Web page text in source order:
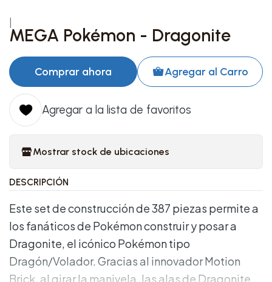
MEGA Pokémon - Dragonite
Agregar al Carro
Comprar ahora
Agregar a la lista de favoritos
Mostrar stock de ubicaciones
DESCRIPCIÓN
Este set de construcción de 387 piezas permite a
los fanáticos de Pokémon construir y posar a
Dragonite, el icónico Pokémon tipo
Dragón/Volador. Gracias al innovador Motion
Brick, al girar la manivela, las alas de Dragonite